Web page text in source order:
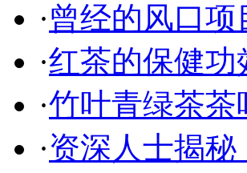
·曾经的风口
·红茶的保健
·竹叶青绿茶茶
·资深人士揭